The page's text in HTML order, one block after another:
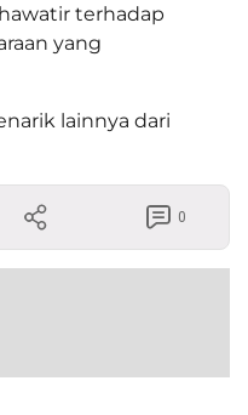
terhadap
yang
lainnya dari
0